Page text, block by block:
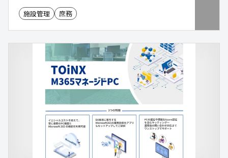
施設管理 庶務